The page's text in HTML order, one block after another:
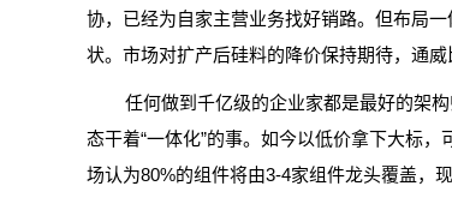
协，已经为自家主营业务找好销路。但布局
状。市场对扩产后硅料的降价保持期待，通
任何做到千亿级的企业家都是最好的架
态干着“一体化”的事。如今以低价拿下大标
场认为80%的组件将由3-4家组件龙头覆盖，